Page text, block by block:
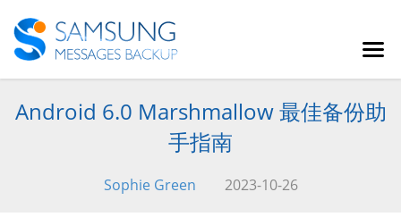
Android 6.0 Marshmallow 最佳备份助
手指南
Sophie Green 2023-10-26